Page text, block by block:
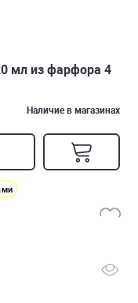
мл из фарфора 4
Наличие в магазинах